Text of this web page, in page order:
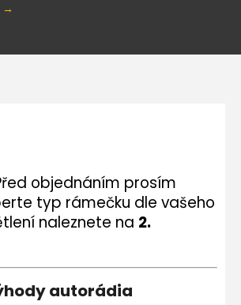
→
objednáním prosím
typ rámečku dle vašeho
naleznete na 2.
autorádia